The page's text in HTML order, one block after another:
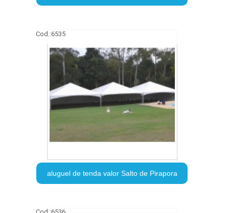
Cod.:6535
aluguel de tenda valor Salto de Pirapora